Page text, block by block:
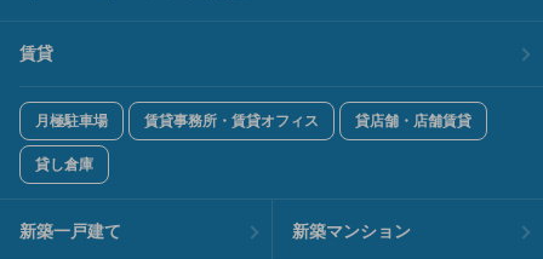
賃貸
月極駐車場 賃貸事務所・賃貸オフィス 貸店舗・店舗賃貸
貸し倉庫
新築一戸建て 新築マンション